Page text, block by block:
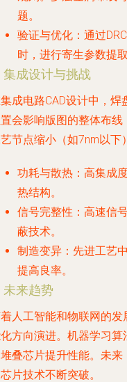
题。
验证与优化 ：通过
时，进行寄生参数提
集成设计与挑战
成电路CAD设计中，
会影响版图的整体布
节点缩小（如7nm以下
功耗与散热 ：高集成
热结构。
信号完整性 ：高速信
蔽技术。
制造变异 ：先进工艺
提高良率。
未来趋势
人工智能和物联网的
方向演进。机器学习
叠芯片提升性能。未
片技术不断突破。